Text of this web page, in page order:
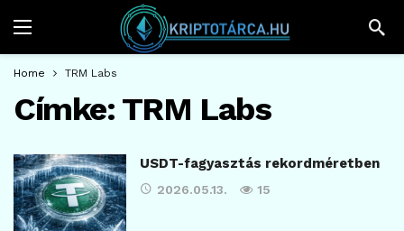
Home TRM Labs
Címke: TRM Labs
USDT-fagyasztás rekordméretben
2026.05.13. 15